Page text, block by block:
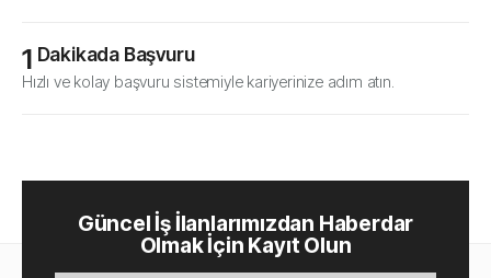
Hızlı ve kolay başvuru sistemiyle kariyerinize adım atın.
1 Dakikada Başvuru
Güncel İş İlanlarımızdan Haberdar
Olmak İçin Kayıt Olun